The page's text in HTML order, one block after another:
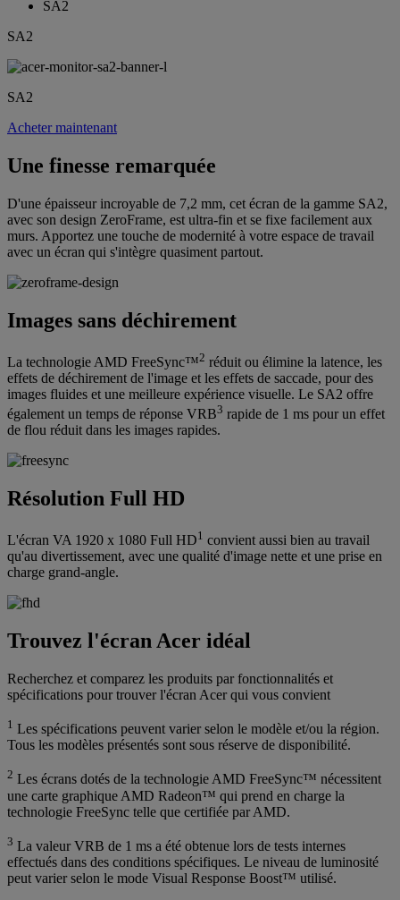
SA2
SA2
SA2
Acheter maintenant
Une finesse remarquée
D'une épaisseur incroyable de 7,2 mm, cet écran de la gamme SA2,
avec son design ZeroFrame, est ultra-fin et se fixe facilement aux
murs. Apportez une touche de modernité à votre espace de travail
avec un écran qui s'intègre quasiment partout.
Images sans déchirement
La technologie AMD FreeSync™2 réduit ou élimine la latence, les
effets de déchirement de l'image et les effets de saccade, pour des
images fluides et une meilleure expérience visuelle. Le SA2 offre
également un temps de réponse VRB3 rapide de 1 ms pour un effet
de flou réduit dans les images rapides.
Résolution Full HD
L'écran VA 1920 x 1080 Full HD1 convient aussi bien au travail
qu'au divertissement, avec une qualité d'image nette et une prise en
charge grand-angle.
Trouvez l'écran Acer idéal
Recherchez et comparez les produits par fonctionnalités et
spécifications pour trouver l'écran Acer qui vous convient
1 Les spécifications peuvent varier selon le modèle et/ou la région.
Tous les modèles présentés sont sous réserve de disponibilité.
2 Les écrans dotés de la technologie AMD FreeSync™ nécessitent
une carte graphique AMD Radeon™ qui prend en charge la
technologie FreeSync telle que certifiée par AMD.
3 La valeur VRB de 1 ms a été obtenue lors de tests internes
effectués dans des conditions spécifiques. Le niveau de luminosité
peut varier selon le mode Visual Response Boost™ utilisé.